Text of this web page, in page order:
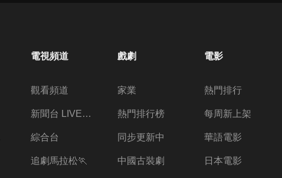
電視頻道
觀看頻道
新聞台 LIVE 直播
綜合台
追劇馬拉松🏃
戲劇
家業
熱門排行榜
同步更新中
中國古裝劇
電影
熱門排行
每周新上架
華語電影
日本電影